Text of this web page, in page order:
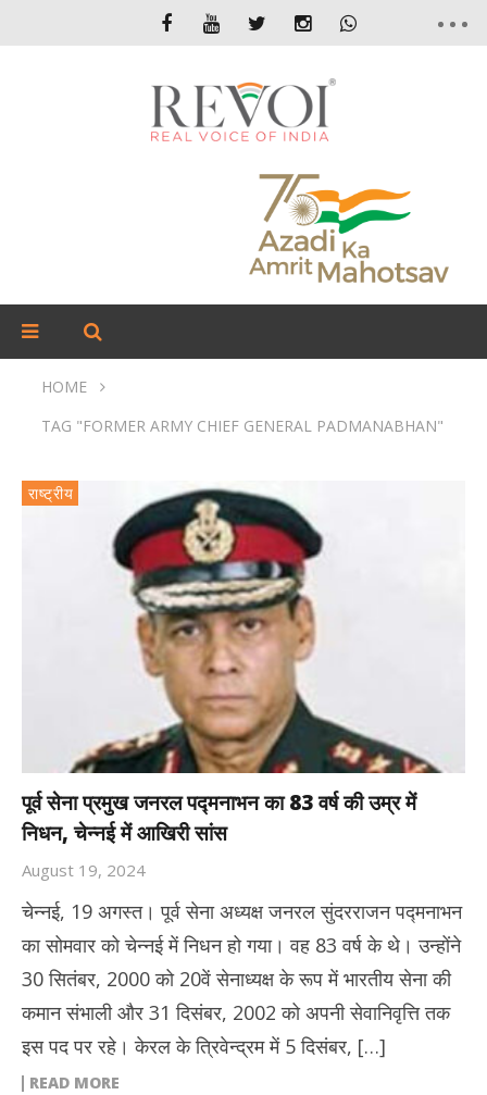
HOME
TAG "FORMER ARMY CHIEF GENERAL PADMANABHAN"
राष्ट्रीय
पूर्व सेना प्रमुख जनरल पद्मनाभन का 83 वर्ष की उम्र में
निधन, चेन्नई में आखिरी सांस
August 19, 2024
चेन्नई, 19 अगस्त। पूर्व सेना अध्यक्ष जनरल सुंदरराजन पद्मनाभन
का सोमवार को चेन्नई में निधन हो गया। वह 83 वर्ष के थे। उन्होंने
30 सितंबर, 2000 को 20वें सेनाध्यक्ष के रूप में भारतीय सेना की
कमान संभाली और 31 दिसंबर, 2002 को अपनी सेवानिवृत्ति तक
इस पद पर रहे। केरल के त्रिवेन्द्रम में 5 दिसंबर, […]
READ MORE